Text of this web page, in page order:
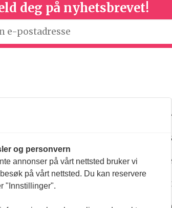
deg på nyhetsbrevet!
Ansvarlig
Nyhetstips:
og personvern
annonser på vårt nettsted bruker vi
på vårt nettsted. Du kan reservere
"Innstillinger".